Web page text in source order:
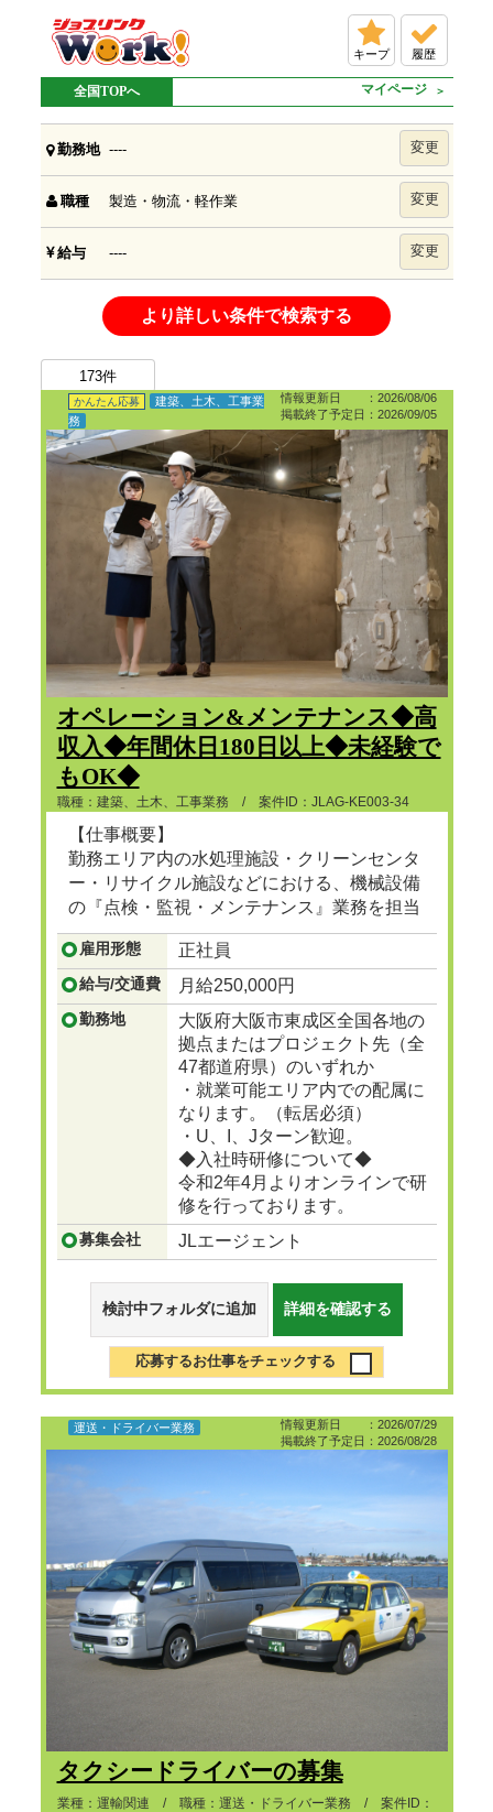
キープ 履歴
全国TOPへ マイページ
勤務地 ---- 変更
職種 製造・物流・軽作業 変更
給与 ---- 変更
より詳しい条件で検索する
173件
情報更新日 ：2026/08/06
掲載終了予定日：2026/09/05
かんたん応募
建築、土木、工事業
務
オペレーション&メンテナンス◆高
収入◆年間休日180日以上◆未経験で
もOK◆
職種：建築、土木、工事業務 / 案件ID：JLAG-KE003-34
【仕事概要】
勤務エリア内の水処理施設・クリーンセンタ
ー・リサイクル施設などにおける、機械設備
の『点検・監視・メンテナンス』業務を担当
頂きます。
...つづきを見る
雇用形態 正社員
給与/交通費 月給250,000円
勤務地
大阪府大阪市東成区全国各地の
拠点またはプロジェクト先（全
47都道府県）のいずれか
・就業可能エリア内での配属に
なります。（転居必須）
・U、I、Jターン歓迎。
◆入社時研修について◆
令和2年4月よりオンラインで研
修を行っております。
募集会社 JLエージェント
検討中フォルダに追加 詳細を確認する
応募するお仕事をチェックする
情報更新日 ：2026/07/29
掲載終了予定日：2026/08/28
運送・ドライバー業務
タクシードライバーの募集
業種：運輸関連 / 職種：運送・ドライバー業務 / 案件ID：